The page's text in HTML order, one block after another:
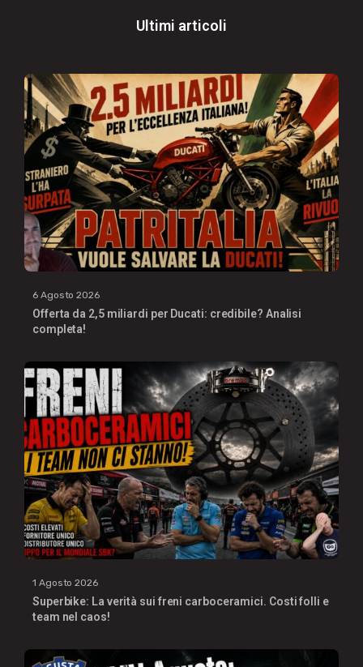
Ultimi articoli
6 Agosto 2026
Offerta da 2,5 miliardi per Ducati: credibile? Analisi
completa!
1 Agosto 2026
Superbike: La verità sui freni carboceramici. Costi folli e
team nel caos!